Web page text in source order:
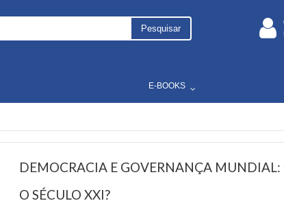
Pesquisar
E-BOOKS
DEMOCRACIA E GOVERNANÇA MUNDIAL:
O SÉCULO XXI?